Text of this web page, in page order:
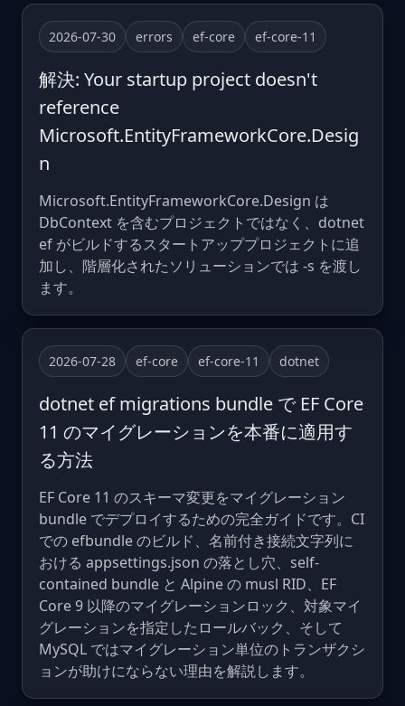
2026-07-30 errors ef-core ef-core-11
解決: Your startup project doesn't
reference
Microsoft.EntityFrameworkCore.Desig
n
Microsoft.EntityFrameworkCore.Design は
DbContext を含むプロジェクトではなく、dotnet
ef がビルドするスタートアッププロジェクトに追
加し、階層化されたソリューションでは -s を渡し
ます。
2026-07-28 ef-core ef-core-11 dotnet
dotnet ef migrations bundle で EF Core
11 のマイグレーションを本番に適用す
る方法
EF Core 11 のスキーマ変更をマイグレーション
bundle でデプロイするための完全ガイドです。CI
での efbundle のビルド、名前付き接続文字列に
おける appsettings.json の落とし穴、self-
contained bundle と Alpine の musl RID、EF
Core 9 以降のマイグレーションロック、対象マイ
グレーションを指定したロールバック、そして
MySQL ではマイグレーション単位のトランザクシ
ョンが助けにならない理由を解説します。